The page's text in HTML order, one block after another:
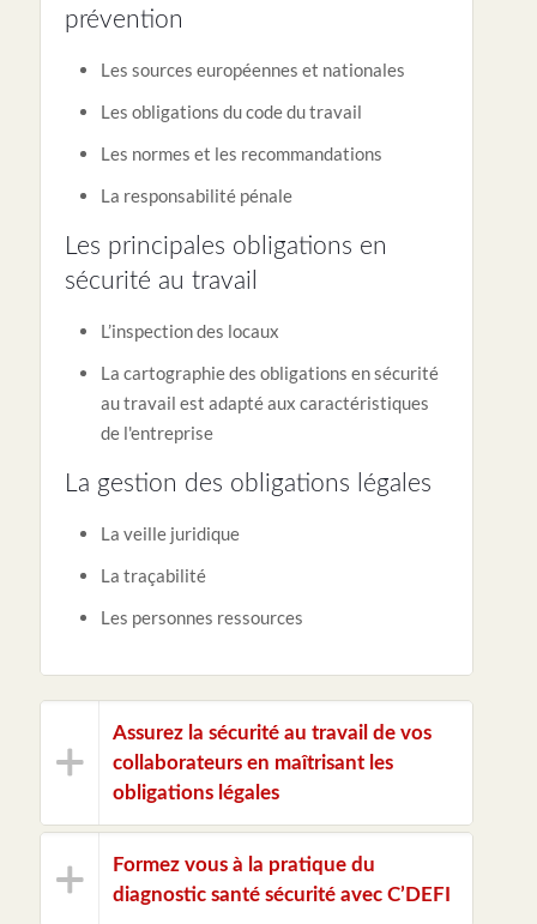
prévention
Les sources européennes et nationales
Les obligations du code du travail
Les normes et les recommandations
La responsabilité pénale
Les principales obligations en
sécurité au travail
L’inspection des locaux
La cartographie des obligations en sécurité
au travail est adapté aux caractéristiques
de l'entreprise
La gestion des obligations légales
La veille juridique
La traçabilité
Les personnes ressources
Assurez la sécurité au travail de vos
collaborateurs en maîtrisant les
obligations légales
Formez vous à la pratique du
diagnostic santé sécurité avec C’DEFI